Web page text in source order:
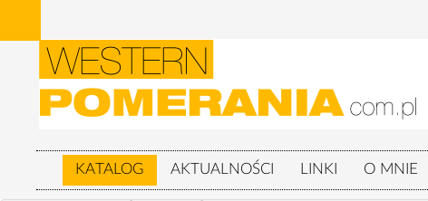
KATALOG AKTUALNOŚCI LINKI O MNIE